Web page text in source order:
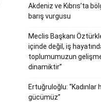
Akdeniz ve Kıbrıs’ta
barış vurgusu
Meclis Başkanı
içinde değil, iş
toplumumuzun
dinamiktir”
Ertuğruloğlu: “Kadınlar
gücümüz”